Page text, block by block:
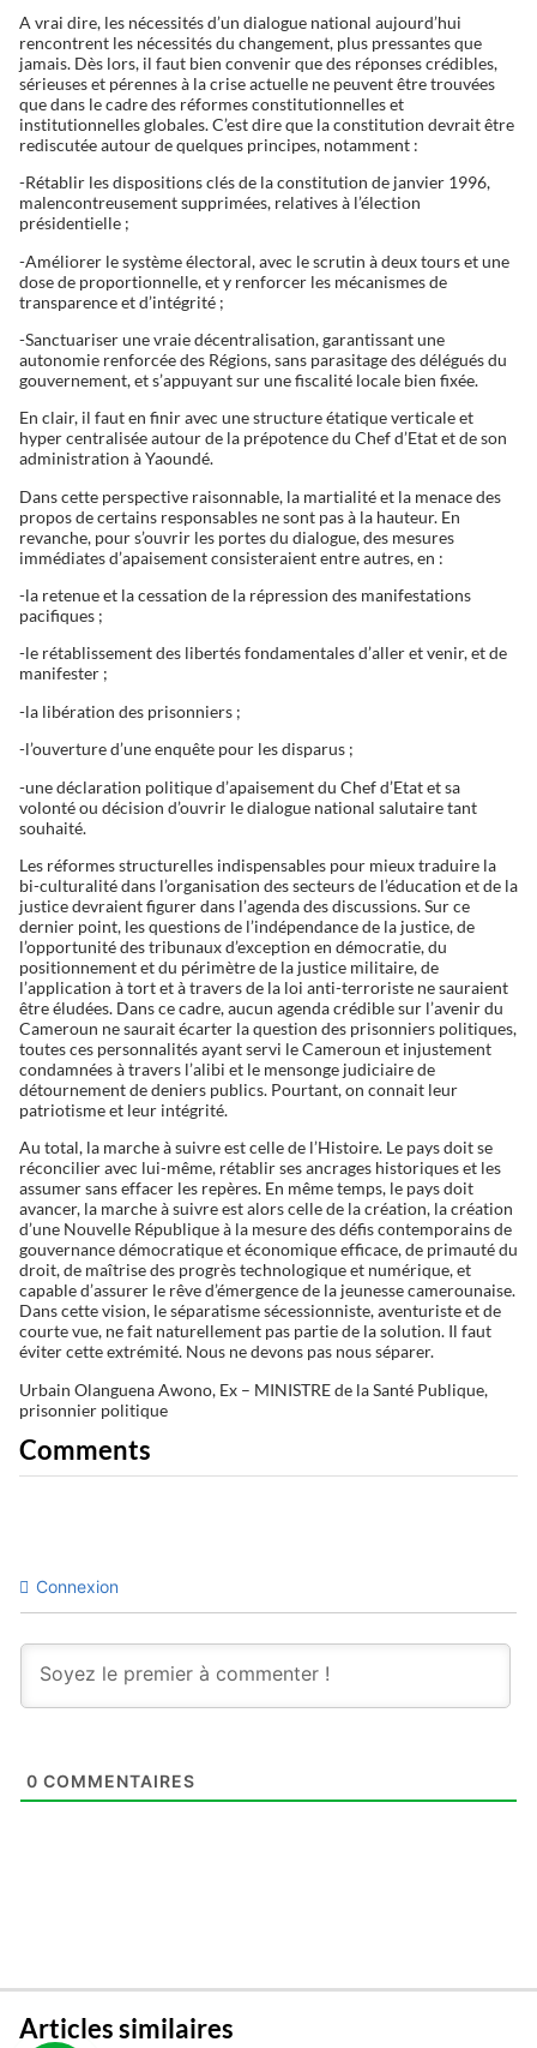
A vrai dire, les nécessités d’un dialogue national aujourd’hui
rencontrent les nécessités du changement, plus pressantes que
jamais. Dès lors, il faut bien convenir que des réponses crédibles,
sérieuses et pérennes à la crise actuelle ne peuvent être trouvées
que dans le cadre des réformes constitutionnelles et
institutionnelles globales. C’est dire que la constitution devrait être
rediscutée autour de quelques principes, notamment :
-Rétablir les dispositions clés de la constitution de janvier 1996,
malencontreusement supprimées, relatives à l’élection
présidentielle ;
-Améliorer le système électoral, avec le scrutin à deux tours et une
dose de proportionnelle, et y renforcer les mécanismes de
transparence et d’intégrité ;
-Sanctuariser une vraie décentralisation, garantissant une
autonomie renforcée des Régions, sans parasitage des délégués du
gouvernement, et s’appuyant sur une fiscalité locale bien fixée.
En clair, il faut en finir avec une structure étatique verticale et
hyper centralisée autour de la prépotence du Chef d’Etat et de son
administration à Yaoundé.
Dans cette perspective raisonnable, la martialité et la menace des
propos de certains responsables ne sont pas à la hauteur. En
revanche, pour s’ouvrir les portes du dialogue, des mesures
immédiates d’apaisement consisteraient entre autres, en :
-la retenue et la cessation de la répression des manifestations
pacifiques ;
-le rétablissement des libertés fondamentales d’aller et venir, et de
manifester ;
-la libération des prisonniers ;
-l’ouverture d’une enquête pour les disparus ;
-une déclaration politique d’apaisement du Chef d’Etat et sa
volonté ou décision d’ouvrir le dialogue national salutaire tant
souhaité.
Les réformes structurelles indispensables pour mieux traduire la
bi-culturalité dans l’organisation des secteurs de l’éducation et de la
justice devraient figurer dans l’agenda des discussions. Sur ce
dernier point, les questions de l’indépendance de la justice, de
l’opportunité des tribunaux d’exception en démocratie, du
positionnement et du périmètre de la justice militaire, de
l’application à tort et à travers de la loi anti-terroriste ne sauraient
être éludées. Dans ce cadre, aucun agenda crédible sur l’avenir du
Cameroun ne saurait écarter la question des prisonniers politiques,
toutes ces personnalités ayant servi le Cameroun et injustement
condamnées à travers l’alibi et le mensonge judiciaire de
détournement de deniers publics. Pourtant, on connait leur
patriotisme et leur intégrité.
Au total, la marche à suivre est celle de l’Histoire. Le pays doit se
réconcilier avec lui-même, rétablir ses ancrages historiques et les
assumer sans effacer les repères. En même temps, le pays doit
avancer, la marche à suivre est alors celle de la création, la création
d’une Nouvelle République à la mesure des défis contemporains de
gouvernance démocratique et économique efficace, de primauté du
droit, de maîtrise des progrès technologique et numérique, et
capable d’assurer le rêve d’émergence de la jeunesse camerounaise.
Dans cette vision, le séparatisme sécessionniste, aventuriste et de
courte vue, ne fait naturellement pas partie de la solution. Il faut
éviter cette extrémité. Nous ne devons pas nous séparer.
Urbain Olanguena Awono, Ex – MINISTRE de la Santé Publique,
prisonnier politique
Comments
Connexion
0 COMMENTAIRES
Articles similaires